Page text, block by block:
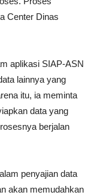
Center Dinas
aplikasi SIAP-ASN
lainnya yang
itu, ia meminta
data yang
berjalan
penyajian data
akan memudahkan